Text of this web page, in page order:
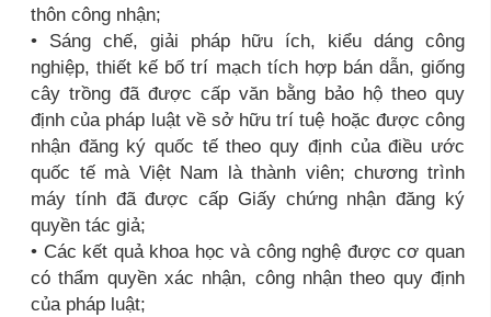
thôn công nhận;
• Sáng chế, giải pháp hữu ích, kiểu dáng công
nghiệp, thiết kế bố trí mạch tích hợp bán dẫn, giống
cây trồng đã được cấp văn bằng bảo hộ theo quy
định của pháp luật về sở hữu trí tuệ hoặc được công
nhận đăng ký quốc tế theo quy định của điều ước
quốc tế mà Việt Nam là thành viên; chương trình
máy tính đã được cấp Giấy chứng nhận đăng ký
quyền tác giả;
• Các kết quả khoa học và công nghệ được cơ quan
có thẩm quyền xác nhận, công nhận theo quy định
của pháp luật;